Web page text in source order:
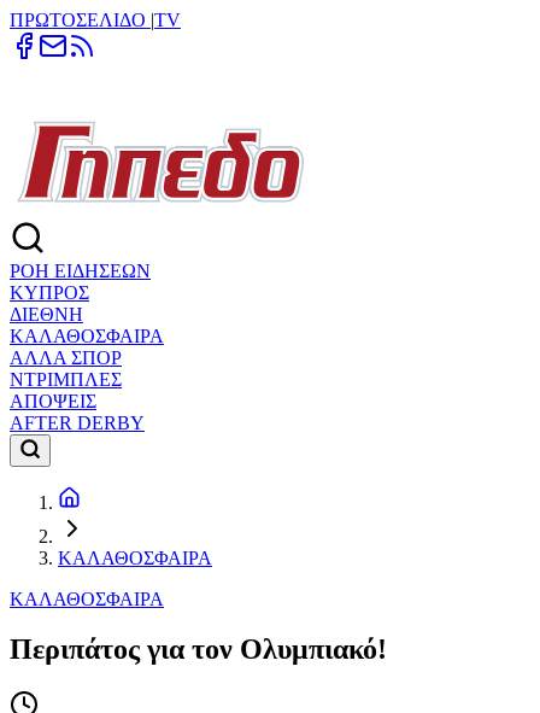
ΠΡΩΤΟΣΕΛΙΔΟ |TV
ΡΟΗ ΕΙΔΗΣΕΩΝ
ΚΥΠΡΟΣ
ΔΙΕΘΝΗ
ΚΑΛΑΘΟΣΦΑΙΡΑ
ΑΛΛΑ ΣΠΟΡ
ΝΤΡΙΜΠΛΕΣ
ΑΠΟΨΕΙΣ
AFTER DERBY
ΚΑΛΑΘΟΣΦΑΙΡΑ
ΚΑΛΑΘΟΣΦΑΙΡΑ
Περιπάτος για τον Ολυμπιακό!